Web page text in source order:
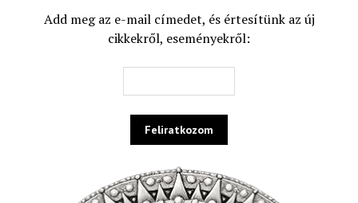
Add meg az e-mail címedet, és értesítünk az új
cikkekről, eseményekről: